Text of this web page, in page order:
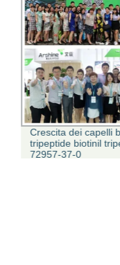
Crescita dei capelli
tripeptide biotinil
72957-37-0